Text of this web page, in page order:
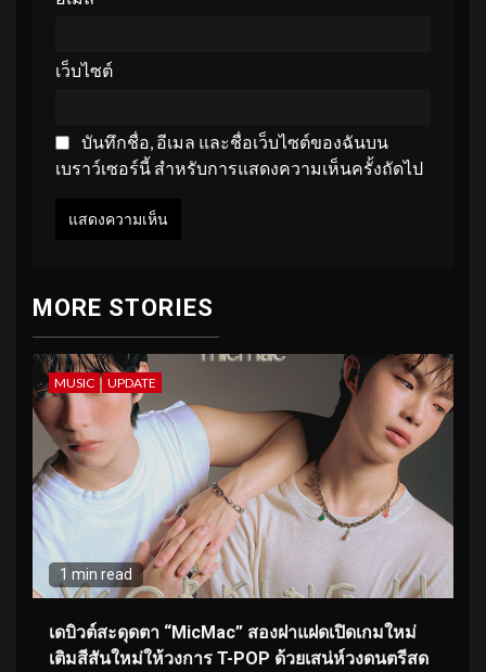
เว็บไซต์
บันทึกชื่อ, อีเมล และชื่อเว็บไซต์ของฉันบน
เบราว์เซอร์นี้ สำหรับการแสดงความเห็นครั้งถัดไป
MORE STORIES
MUSIC UPDATE
1 min read
เดบิวต์สะดุดตา “MicMac” สองฝาแฝดเปิดเกมใหม่
เติมสีสันใหม่ให้วงการ T-POP ด้วยเสน่ห์วงดนตรีสด